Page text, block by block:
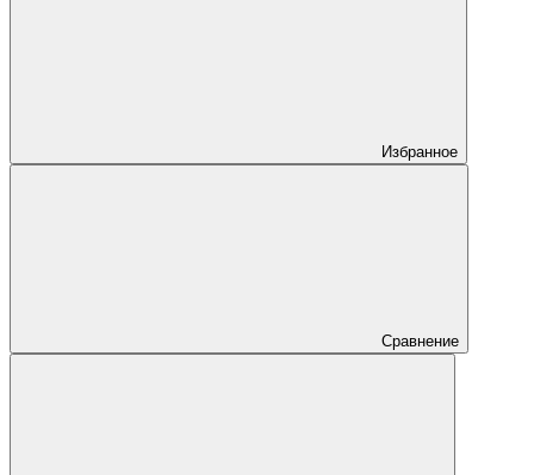
Избранное
Сравнение